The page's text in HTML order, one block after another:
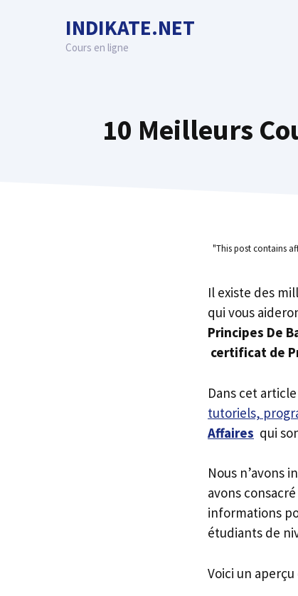
INDIKATE.NET
Cours en ligne
10 Meilleurs
"This post contains
Il existe des
qui vous
Principes De
certificat de
Dans cet
tutoriels,
Affaires qui
Nous n’avons
avons
informations
étudiants de
Voici un